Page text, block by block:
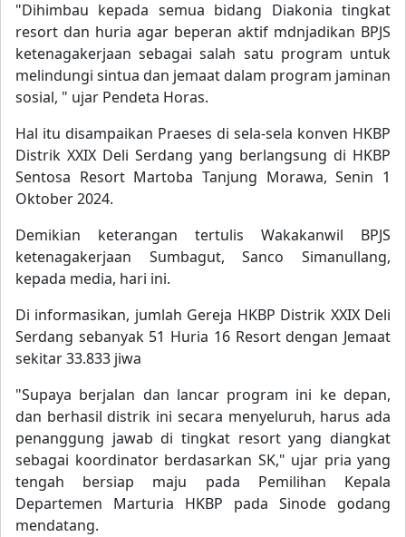
"Dihimbau kepada semua bidang Diakonia tingkat
resort dan huria agar beperan aktif mdnjadikan BPJS
ketenagakerjaan sebagai salah satu program untuk
melindungi sintua dan jemaat dalam program jaminan
sosial, " ujar Pendeta Horas.
Hal itu disampaikan Praeses di sela-sela konven HKBP
Distrik XXIX Deli Serdang yang berlangsung di HKBP
Sentosa Resort Martoba Tanjung Morawa, Senin 1
Oktober 2024.
Demikian keterangan tertulis Wakakanwil BPJS
ketenagakerjaan Sumbagut, Sanco Simanullang,
kepada media, hari ini.
Di informasikan, jumlah Gereja HKBP Distrik XXIX Deli
Serdang sebanyak 51 Huria 16 Resort dengan Jemaat
sekitar 33.833 jiwa
"Supaya berjalan dan lancar program ini ke depan,
dan berhasil distrik ini secara menyeluruh, harus ada
penanggung jawab di tingkat resort yang diangkat
sebagai koordinator berdasarkan SK," ujar pria yang
tengah bersiap maju pada Pemilihan Kepala
Departemen Marturia HKBP pada Sinode godang
mendatang.